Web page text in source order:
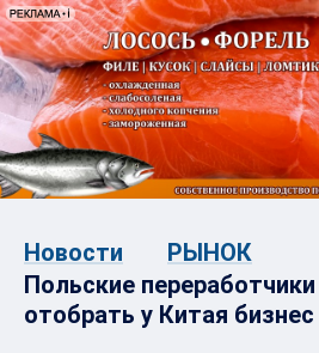
Новости
РЫНОК
Польские
отобрать у Китая бизнес